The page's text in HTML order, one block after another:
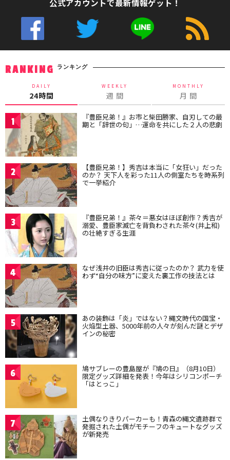
公式アカウントで最新情報ゲット！
RANKING ランキング
DAILY
24時間
WEEKLY
週 間
MONTHLY
月 間
1 『豊臣兄弟！』お市と柴田勝家、自刃しての最
期と「辞世の句」…運命を共にした２人の悲劇
2 【豊臣兄弟！】秀吉は本当に「女狂い」だった
のか？ 天下人を彩った11人の側室たちを時系列
で一挙紹介
3 『豊臣兄弟！』茶々＝悪女はほぼ創作？秀吉が
溺愛、豊臣家滅亡を背負わされた茶々(井上和)
の壮絶すぎる生涯
4 なぜ浅井の旧臣は秀吉に従ったのか？ 武力を使
わず“自分の味方”に変えた裏工作の技法とは
5 あの装飾は「炎」ではない？縄文時代の国宝・
火焔型土器、5000年前の人々が刻んだ謎とデザ
インの秘密
6 鳩サブレーの豊島屋が『鳩の日』（8月10日）
限定グッズ詳細を発表！今年はシリコンポーチ
「はとっこ」
7 土偶なりきりパーカーも！青森の縄文遺跡群で
発掘された土偶がモチーフのキュートなグッズ
が新発売